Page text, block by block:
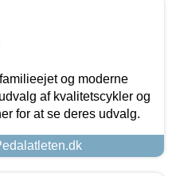
og moderne
af kvalitetscykler og
for at se deres udvalg.